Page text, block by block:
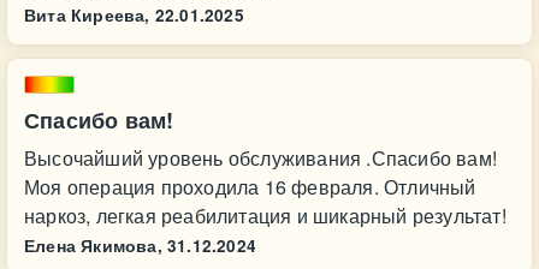
Вита Киреева, 22.01.2025
Спасибо вам!
Высочайший уровень обслуживания .Спасибо вам!
Моя операция проходила 16 февраля. Отличный
наркоз, легкая реабилитация и шикарный результат!
Елена Якимова, 31.12.2024